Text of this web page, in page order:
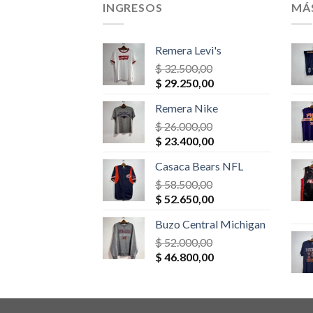
INGRESOS
Remera Levi's
$32.500,00
El
original
era:
$ 32.500,00.
$ 29.250,00El
actual
$ 29.250,00.
Remera Nike
$26.000,00
El
original
era:
$ 26.000,00.
$ 23.400,00El
actual
$ 23.400,00.
Casaca Bears NFL
$58.500,00
El
original
era:
$ 58.500,00.
$ 52.650,00El
actual
$ 52.650,00.
Buzo Central Michigan
$52.000,00
El
era:
$ 46.800,00El
es: